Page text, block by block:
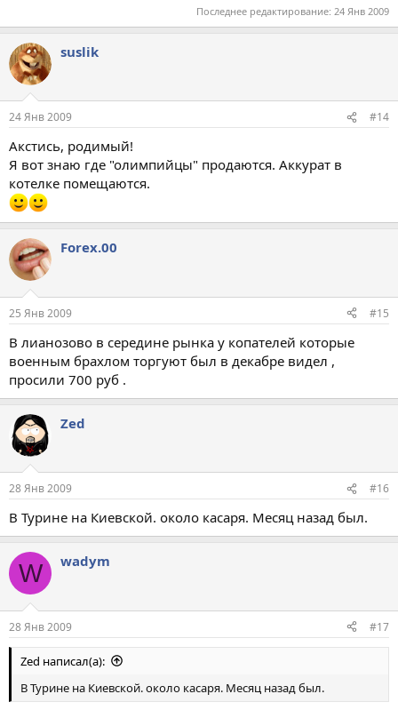
Последнее редактирование: 24 Янв 2009
suslik
24 Янв 2009 #14
Акстись, родимый!
Я вот знаю где "олимпийцы" продаются. Аккурат в
котелке помещаются.
Forex.00
25 Янв 2009 #15
В лианозово в середине рынка у копателей которые
военным брахлом торгуют был в декабре видел ,
просили 700 руб .
Zed
28 Янв 2009 #16
В Турине на Киевской. около касаря. Месяц назад был.
W wadym
28 Янв 2009 #17
Zed написал(а):
В Турине на Киевской. около касаря. Месяц назад был.